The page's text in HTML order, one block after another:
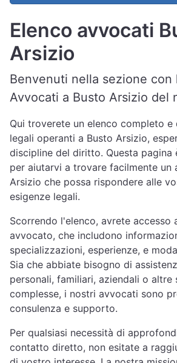
Elenco avvocati
Arsizio
Benvenuti nella sezione con
Avvocati a Busto Arsizio del
Qui troverete un elenco completo
legali operanti a Busto Arsizio,
discipline del diritto. Questa
per aiutarvi a trovare facilmente un
Arsizio che possa rispondere alle
esigenze legali.
Scorrendo l'elenco, avrete accesso
avvocato, che includono
specializzazioni, esperienze, e
Sia che abbiate bisogno di
personali, familiari, aziendali o altre
complesse, i nostri avvocati sono
consulenza e supporto.
Per qualsiasi necessità di
contatto diretto, non esitate a